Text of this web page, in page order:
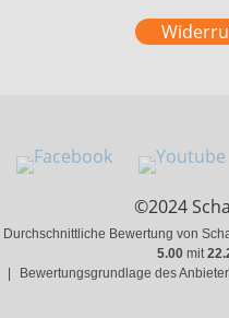
©2024
Durchschnittliche Bewertung von
5.00 mit
Bewertungsgrundlage des